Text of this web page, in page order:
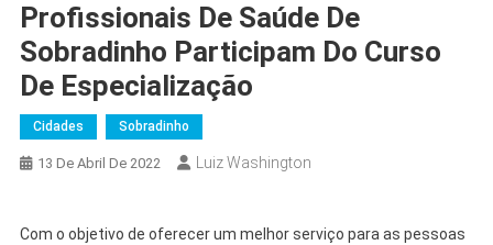
Profissionais De Saúde De
Sobradinho Participam Do Curso
De Especialização
Cidades Sobradinho
13 De Abril De 2022 Luiz Washington
Com o objetivo de oferecer um melhor serviço para as pessoas